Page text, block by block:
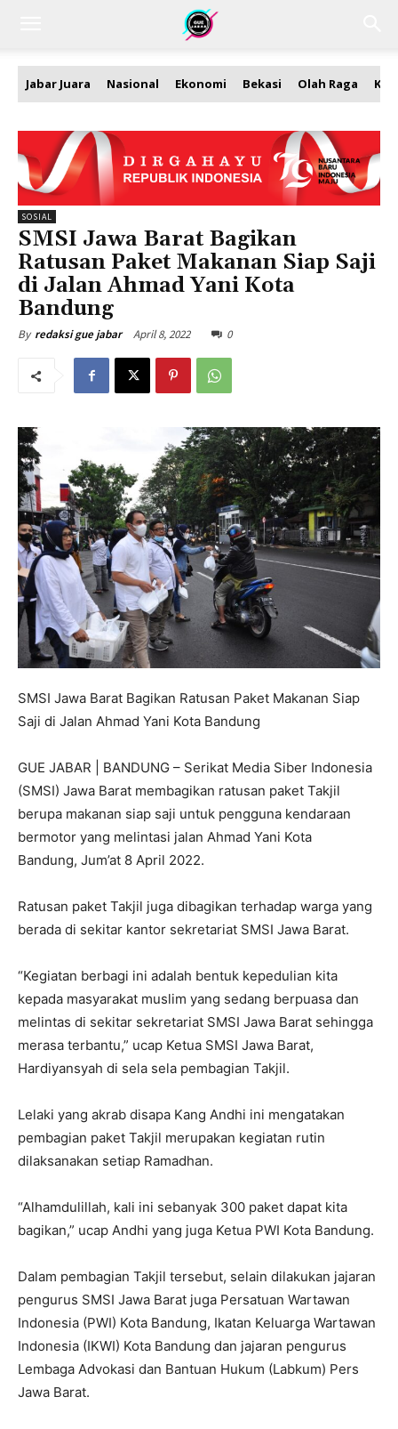
Jabar Juara Nasional Ekonomi Bekasi Olah Raga
SOSIAL
SMSI Jawa Barat Bagikan
Ratusan Paket Makanan Siap Saji
di Jalan Ahmad Yani Kota
Bandung
By redaksi gue jabar April 8, 2022 0
SMSI Jawa Barat Bagikan Ratusan Paket Makanan Siap
Saji di Jalan Ahmad Yani Kota Bandung
GUE JABAR | BANDUNG – Serikat Media Siber Indonesia
(SMSI) Jawa Barat membagikan ratusan paket Takjil
berupa makanan siap saji untuk pengguna kendaraan
bermotor yang melintasi jalan Ahmad Yani Kota
Bandung, Jum’at 8 April 2022.
Ratusan paket Takjil juga dibagikan terhadap warga yang
berada di sekitar kantor sekretariat SMSI Jawa Barat.
“Kegiatan berbagi ini adalah bentuk kepedulian kita
kepada masyarakat muslim yang sedang berpuasa dan
melintas di sekitar sekretariat SMSI Jawa Barat sehingga
merasa terbantu,” ucap Ketua SMSI Jawa Barat,
Hardiyansyah di sela sela pembagian Takjil.
Lelaki yang akrab disapa Kang Andhi ini mengatakan
pembagian paket Takjil merupakan kegiatan rutin
dilaksanakan setiap Ramadhan.
“Alhamdulillah, kali ini sebanyak 300 paket dapat kita
bagikan,” ucap Andhi yang juga Ketua PWI Kota Bandung.
Dalam pembagian Takjil tersebut, selain dilakukan jajaran
pengurus SMSI Jawa Barat juga Persatuan Wartawan
Indonesia (PWI) Kota Bandung, Ikatan Keluarga Wartawan
Indonesia (IKWI) Kota Bandung dan jajaran pengurus
Lembaga Advokasi dan Bantuan Hukum (Labkum) Pers
Jawa Barat.